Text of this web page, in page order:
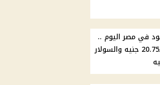
في مصر اليوم ..
بنزين 80 بـ20.75 جنيه والسولار